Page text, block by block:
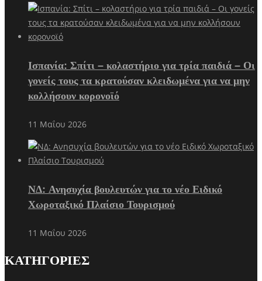
Ισπανία: Σπίτι – κολαστήριο για τρία παιδιά – Οι
γονείς τους τα κρατούσαν κλειδωμένα για να μην
κολλήσουν κορονοϊό
11 Μαΐου 2026
ΝΔ: Ανησυχία βουλευτών για το νέο Ειδικό
Χωροταξικό Πλαίσιο Τουρισμού
11 Μαΐου 2026
ΚΑΤΗΓΟΡΙΕΣ